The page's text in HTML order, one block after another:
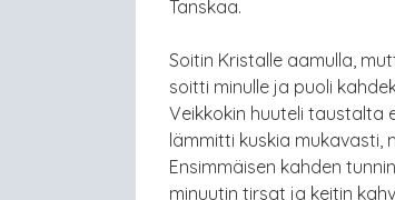
Tanskaa.
Soitin Kristalle aamulla,
soitti minulle ja puoli
Veikkokin huuteli taustalta
lämmitti kuskia mukavasti,
Ensimmäisen kahden
minuutin tirsat ja keitin